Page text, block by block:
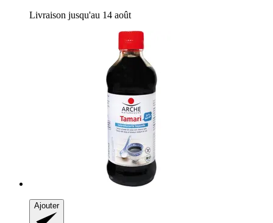
Livraison jusqu'au 14 août
Ajouter